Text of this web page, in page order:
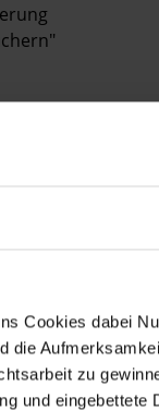
Cookies dabei
die
zu
und eingebettete
for
Im
Bagus